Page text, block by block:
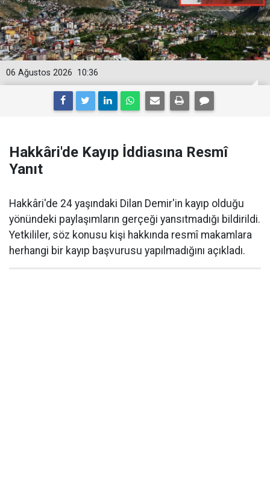
10:36
06 Ağustos 2026
Hakkâri'de Kayıp İddiasına Resmî
Yanıt
Hakkâri'de 24 yaşındaki Dilan Demir'in kayıp olduğu
yönündeki paylaşımların gerçeği yansıtmadığı bildirildi.
Yetkililer, söz konusu kişi hakkında resmî makamlara
herhangi bir kayıp başvurusu yapılmadığını açıkladı.